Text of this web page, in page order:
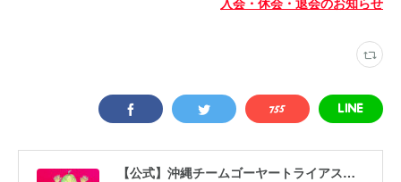
【公式】沖縄チームゴーヤートライアスロンスクール